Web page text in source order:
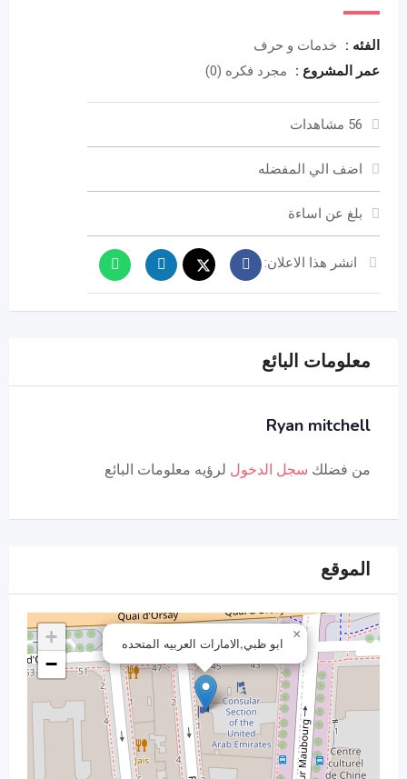
الفئه :
خدمات و حرف
عمر المشروع :
مجرد فكره (0)
56 مشاهدات
اضف الي المفضله
بلغ عن اساءة
انشر هذا الاعلان:
معلومات البائع
Ryan mitchell
من فضلك سجل الدخول لرؤيه معلومات البائع
الموقع
ابو ظبي,الامارات العربيه المتحده
×
+
−